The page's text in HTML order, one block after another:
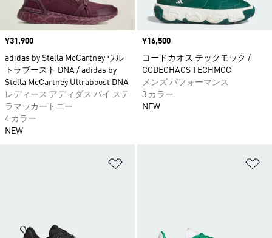
価格
¥31,900
adidas by Stella McCartney ウル
トラブースト DNA / adidas by
Stella McCartney Ultraboost DNA
レディース アディダス バイ ステ
ラマッカートニー
4 カラー
NEW
価格
¥16,500
コードカオス テックモック /
CODECHAOS TECHMOC
メンズ パフォーマンス
3 カラー
NEW